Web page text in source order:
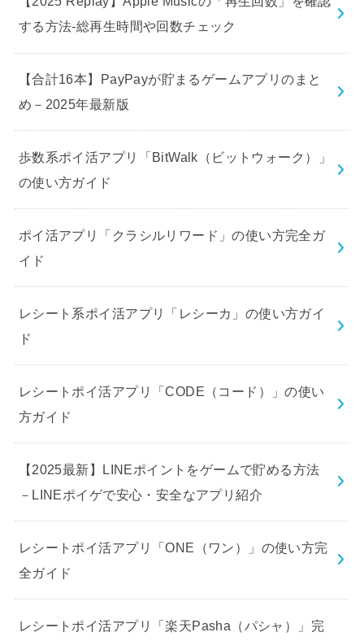
する方法-総再生時間や回数チェック
【合計16本】PayPayが貯まるゲームアプリのまと
め－2025年最新版
歩数系ポイ活アプリ「BitWalk（ビットウォーク）」
の使い方ガイド
ポイ活アプリ「クラシルリワード」の使い方完全ガ
イド
レシート系ポイ活アプリ「レシーカ」の使い方ガイ
ド
レシートポイ活アプリ「CODE（コード）」の使い
方ガイド
【2025最新】LINEポイントをゲームで貯める方法
－LINEポイゲで安心・安全なアプリ紹介
レシートポイ活アプリ「ONE（ワン）」の使い方完
全ガイド
レシートポイ活アプリ「楽天Pasha（パシャ）」完